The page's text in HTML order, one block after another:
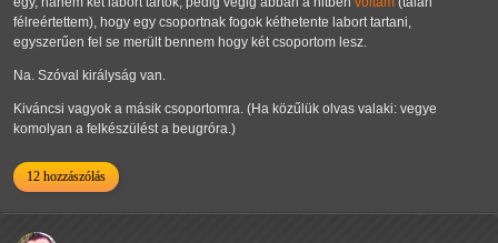
félreértettem), hogy egy csoportnak fogok kéthetente labort tartani,
egyszerűen fel se merült bennem hogy két csoportom lesz.
Na. Szóval királyság van.
Kiváncsi vagyok a másik csoportomra. (Ha közűlük olvas valaki: vegye
komolyan a felkészülést a beugróra.)
12 hozzászólás